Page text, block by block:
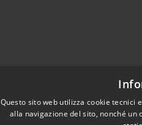
Questo sito web utilizza cookie tecnici
alla navigazione del sito, nonché